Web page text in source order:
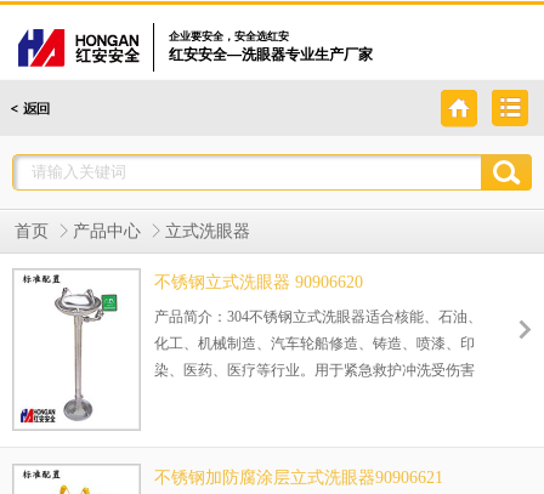
企业要安全，安全选红安
红安安全—洗眼器专业生产厂家
首页 产品中心 立式洗眼器
不锈钢立式洗眼器 90906620
产品简介：304不锈钢立式洗眼器适合核能、石油、
化工、机械制造、汽车轮船修造、铸造、喷漆、印
染、医药、医疗等行业。用于紧急救护冲洗受伤害
正在使用该产品的部分客户：
永州湘南医院、骆驼集团湘南蓄电池有限公司、吉
不锈钢加防腐涂层立式洗眼器90906621